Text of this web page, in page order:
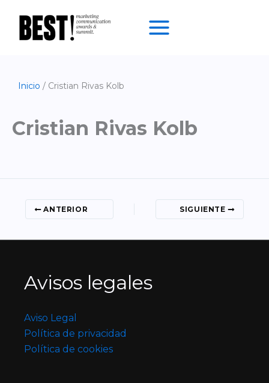
contenido
Inicio Cristian Rivas Kolb
Cristian Rivas Kolb
ANTERIOR SIGUIENTE
Avisos legales
Aviso Legal
Política de privacidad
Política de cookies